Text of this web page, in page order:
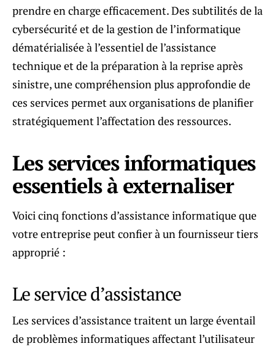
prendre en charge efficacement. Des subtilités de la
cybersécurité et de la gestion de l’informatique
dématérialisée à l’essentiel de l’assistance
technique et de la préparation à la reprise après
sinistre, une compréhension plus approfondie de
ces services permet aux organisations de planifier
stratégiquement l’affectation des ressources.
Les services informatiques
essentiels à externaliser
Voici cinq fonctions d’assistance informatique que
votre entreprise peut confier à un fournisseur tiers
approprié :
Le service d’assistance
Les services d’assistance traitent un large éventail
de problèmes informatiques affectant l’utilisateur